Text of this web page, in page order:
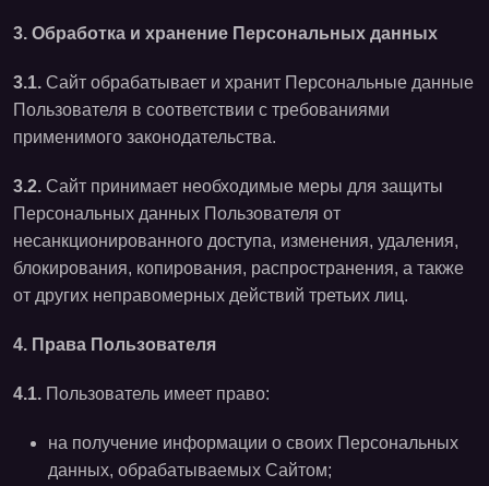
3. Обработка и хранение Персональных данных
3.1. Сайт обрабатывает и хранит Персональные данные
Пользователя в соответствии с требованиями
применимого законодательства.
3.2. Сайт принимает необходимые меры для защиты
Персональных данных Пользователя от
несанкционированного доступа, изменения, удаления,
блокирования, копирования, распространения, а также
от других неправомерных действий третьих лиц.
4. Права Пользователя
4.1. Пользователь имеет право:
на получение информации о своих Персональных
данных, обрабатываемых Сайтом;